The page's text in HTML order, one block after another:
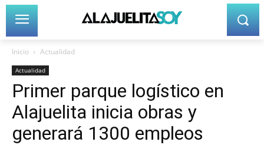
Inicio Actualidad
Actualidad
Primer parque logístico en
Alajuelita inicia obras y
generará 1300 empleos